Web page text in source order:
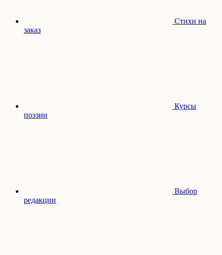
Стихи на
заказ
Курсы
поэзии
Выбор
редакции